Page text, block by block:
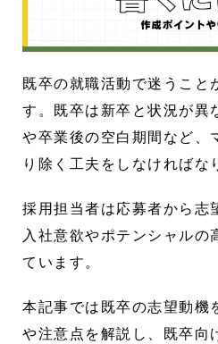
既卒の就職活動で迷うこと
す。既卒は新卒と状況が異
や卒業後の空白期間など、
り除く工夫をしなければな
採用担当者は応募者から志
入社意欲やポテンシャルの
ています。
本記事では既卒の志望動機
や注意点を解説し、既卒向